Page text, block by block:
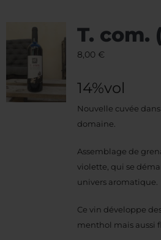
T. com.
8,00 €
14%vol
Nouvelle cuvée
domaine.
Assemblage de
violette, qui se
univers aromatique.
Ce vin développe
menthol mais aussi